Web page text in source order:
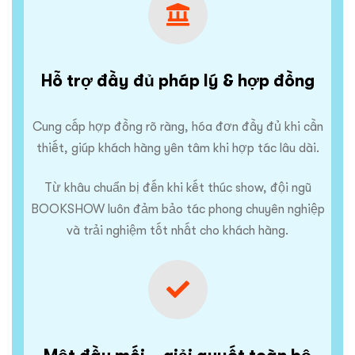
Hỗ trợ đầy đủ pháp lý & hợp đồng
Cung cấp hợp đồng rõ ràng, hóa đơn đầy đủ khi cần
thiết, giúp khách hàng yên tâm khi hợp tác lâu dài.
Từ khâu chuẩn bị đến khi kết thúc show, đội ngũ
BOOKSHOW luôn đảm bảo tác phong chuyên nghiệp
và trải nghiệm tốt nhất cho khách hàng.